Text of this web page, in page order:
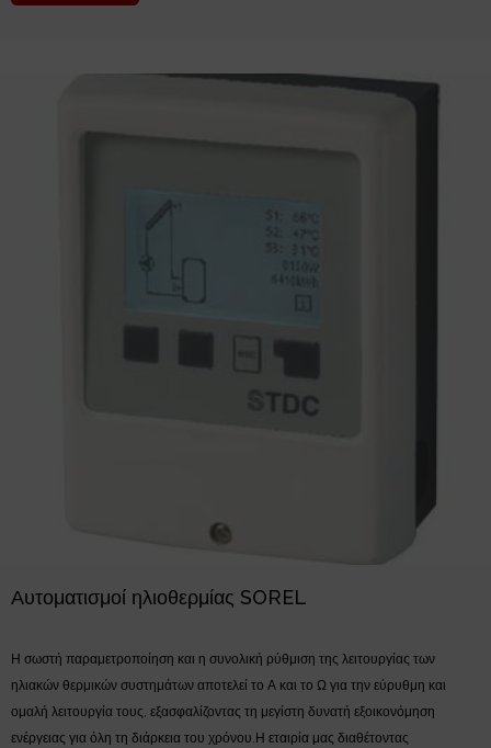
Αυτοματισμοί ηλιοθερμίας SOREL
Η σωστή παραμετροποίηση και η συνολική ρύθμιση της λειτουργίας των
ηλιακών θερμικών συστημάτων αποτελεί το Α και το Ω για την εύρυθμη και
ομαλή λειτουργία τους, εξασφαλίζοντας τη μεγίστη δυνατή εξοικονόμηση
ενέργειας για όλη τη διάρκεια του χρόνου.Η εταιρία μας διαθέτοντας